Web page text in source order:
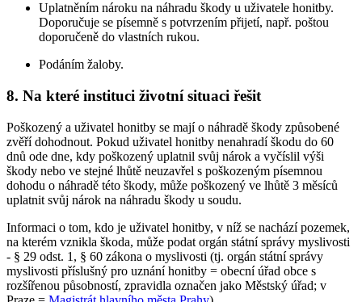
Uplatněním nároku na náhradu škody u uživatele honitby.
Doporučuje se písemně s potvrzením přijetí, např. poštou
doporučeně do vlastních rukou.
Podáním žaloby.
8. Na které instituci životní situaci řešit
Poškozený a uživatel honitby se mají o náhradě škody způsobené
zvěří dohodnout. Pokud uživatel honitby nenahradí škodu do 60
dnů ode dne, kdy poškozený uplatnil svůj nárok a vyčíslil výši
škody nebo ve stejné lhůtě neuzavřel s poškozeným písemnou
dohodu o náhradě této škody, může poškozený ve lhůtě 3 měsíců
uplatnit svůj nárok na náhradu škody u soudu.
Informaci o tom, kdo je uživatel honitby, v níž se nachází pozemek,
na kterém vznikla škoda, může podat orgán státní správy myslivosti
- § 29 odst. 1, § 60 zákona o myslivosti (tj. orgán státní správy
myslivosti příslušný pro uznání honitby = obecní úřad obce s
rozšířenou působností, zpravidla označen jako Městský úřad; v